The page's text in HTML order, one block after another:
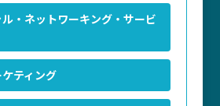
・ネットワーキング・サービ
ティング